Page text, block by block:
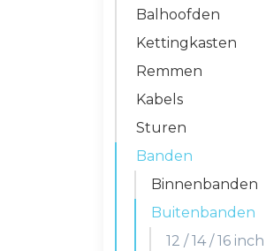
Balhoofden
Kettingkasten
Remmen
Kabels
Sturen
Banden
Binnenbanden
Buitenbanden
12 / 14 / 16 inch